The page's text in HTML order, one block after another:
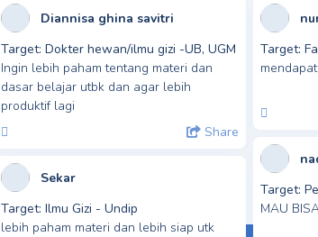
Diannisa ghina savitri
Target: Dokter hewan/ilmu gizi -UB, UGM
Ingin lebih paham tentang materi dan
dasar belajar utbk dan agar lebih
produktif lagi
Share
Sekar
Target: Ilmu Gizi - Undip
lebih paham materi dan lebih siap utk
Target:
Target:
MAU